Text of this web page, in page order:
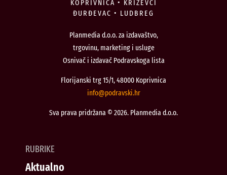
KOPRIVNICA • KRIŽEVCI
ĐURĐEVAC • LUDBREG
Planmedia d.o.o. za izdavaštvo,
trgovinu, marketing i usluge
Osnivač i izdavač Podravskoga lista
Florijanski trg 15/1, 48000 Koprivnica
rh.iksvardop
@ofni
Sva prava pridržana © 2026. Planmedia d.o.o.
RUBRIKE
Aktualno